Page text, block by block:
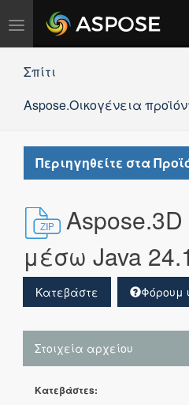
Εναλλαγή
πλοήγησης
Σπίτι
Aspose.Οικογένεια
Περιηγηθείτε στα
μέσω Java
Κατεβάστε Φόρουμ
Στοιχεία αρχείου
Κατεβάστεs: